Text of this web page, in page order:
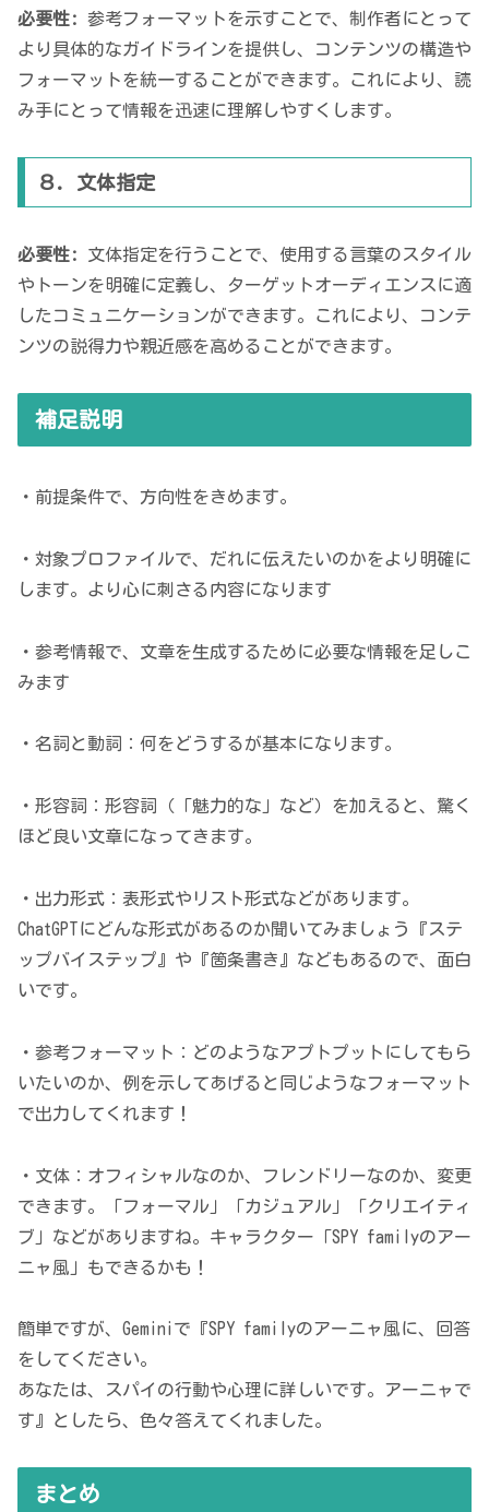
必要性:
参考フォーマットを示すことで、制作者にとって
より具体的なガイドラインを提供し、コンテンツの構造や
フォーマットを統一することができます。これにより、読
み手にとって情報を迅速に理解しやすくします。
８. 文体指定
必要性:
文体指定を行うことで、使用する言葉のスタイル
やトーンを明確に定義し、ターゲットオーディエンスに適
したコミュニケーションができます。これにより、コンテ
ンツの説得力や親近感を高めることができます。
補足説明
・前提条件で、方向性をきめます。
・対象プロファイルで、だれに伝えたいのかをより明確に
します。より心に刺さる内容になります
・参考情報で、文章を生成するために必要な情報を足しこ
みます
・名詞と動詞：何をどうするが基本になります。
・形容詞：形容詞（「魅力的な」など）を加えると、驚く
ほど良い文章になってきます。
・出力形式：表形式やリスト形式などがあります。
ChatGPTにどんな形式があるのか聞いてみましょう『ステ
ップバイステップ』や『箇条書き』などもあるので、面白
いです。
・参考フォーマット：どのようなアプトプットにしてもら
いたいのか、例を示してあげると同じようなフォーマット
で出力してくれます！
・文体：オフィシャルなのか、フレンドリーなのか、変更
できます。「フォーマル」「カジュアル」「クリエイティ
ブ」などがありますね。キャラクター「SPY familyのアー
ニャ風」もできるかも！
簡単ですが、Geminiで『SPY familyのアーニャ風に、回答
をしてください。
あなたは、スパイの行動や心理に詳しいです。アーニャで
す』としたら、色々答えてくれました。
まとめ